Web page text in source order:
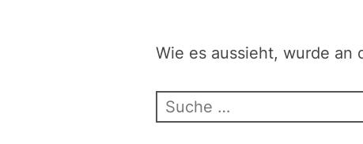
Wie es aussieht, wurde an
Suchen